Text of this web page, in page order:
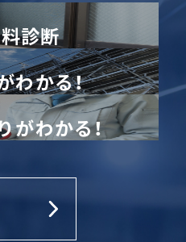
診断
わかる！
がわかる！